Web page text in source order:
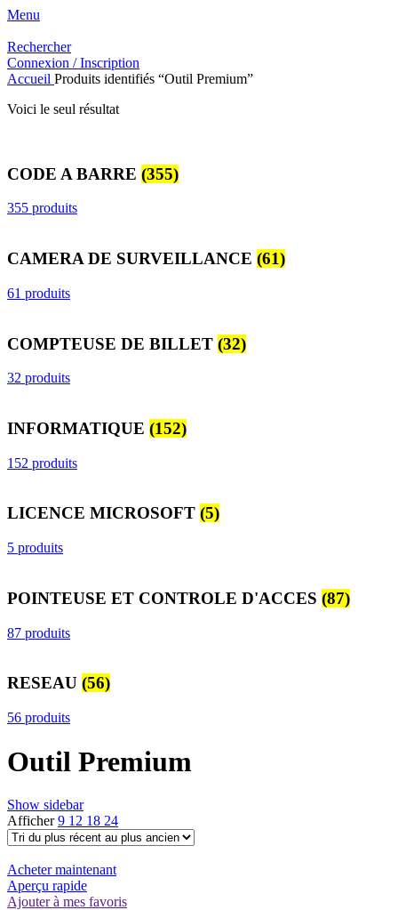
Menu
Rechercher
Connexion / Inscription
Accueil Produits identifiés “Outil Premium”
Voici le seul résultat
CODE A BARRE (355)
355 produits
CAMERA DE SURVEILLANCE (61)
61 produits
COMPTEUSE DE BILLET (32)
32 produits
INFORMATIQUE (152)
152 produits
LICENCE MICROSOFT (5)
5 produits
POINTEUSE ET CONTROLE D'ACCES (87)
87 produits
RESEAU (56)
56 produits
Outil Premium
Show sidebar
Afficher9 12 18 24
Acheter maintenant
Aperçu rapide
Ajouter à mes favoris